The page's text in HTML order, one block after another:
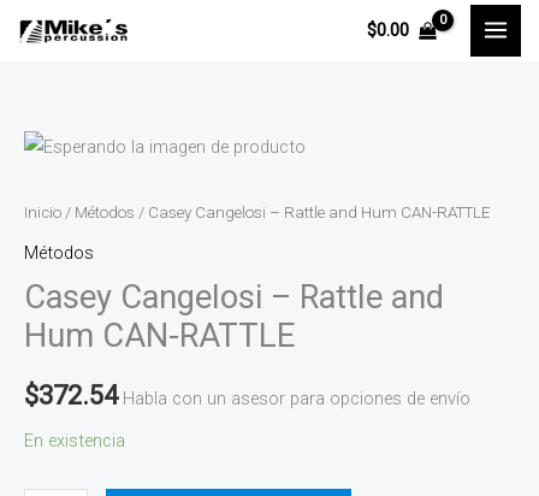
$0.00
Inicio / Métodos / Casey Cangelosi – Rattle and Hum CAN-RATTLE
Métodos
Casey Cangelosi – Rattle and
Hum CAN-RATTLE
$372.54 Habla con un asesor para opciones de envío
En existencia
Casey
-
Rattle
Hum
CAN-
cantidad